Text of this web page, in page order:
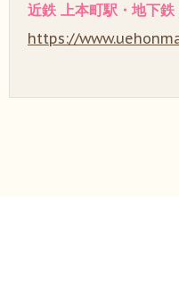
近鉄 上本町駅・地下
https://